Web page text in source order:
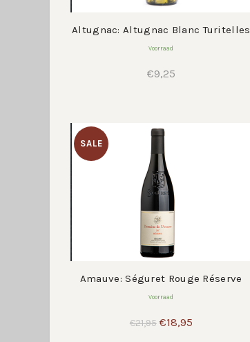
Altugnac: Altugnac Blanc Turitelles
Voorraad
€9,25
SALE
Amauve: Séguret Rouge Réserve
Voorraad
€21,95 Oorspronkelijke
€18,95Huidige